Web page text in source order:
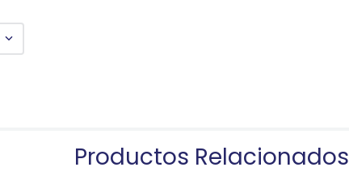
Productos Relacionados